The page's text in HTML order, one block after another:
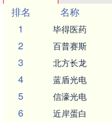
排名
名称
1
毕得医药
2 百普赛斯
3 北方长龙
4 蓝盾光电
5 信濠光电
6 近岸蛋白